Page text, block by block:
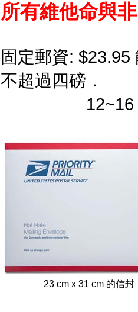
所有維他命與
固定郵資:
不超過四磅．
12~16 天左
23 cm x 31 cm 的信封